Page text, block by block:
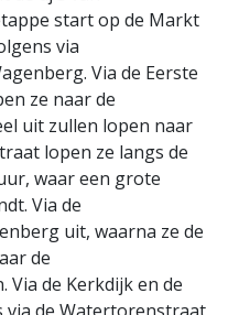
start op de Markt
via
Via de Eerste
ze naar de
uit zullen lopen naar
lopen ze langs de
waar een grote
Via de
uit, waarna ze de
de
de Kerkdijk en de